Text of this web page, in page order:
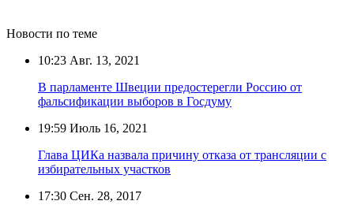
Новости по теме
10:23 Авг. 13, 2021
В парламенте Швеции предостерегли Россию от
фальсификации выборов в Госдуму
19:59 Июль 16, 2021
Глава ЦИКа назвала причину отказа от трансляции с
избирательных участков
17:30 Сен. 28, 2017